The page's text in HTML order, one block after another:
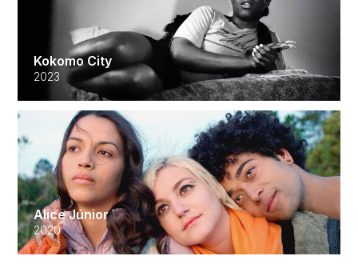
Kokomo City
2023
Alice Júnior
2020